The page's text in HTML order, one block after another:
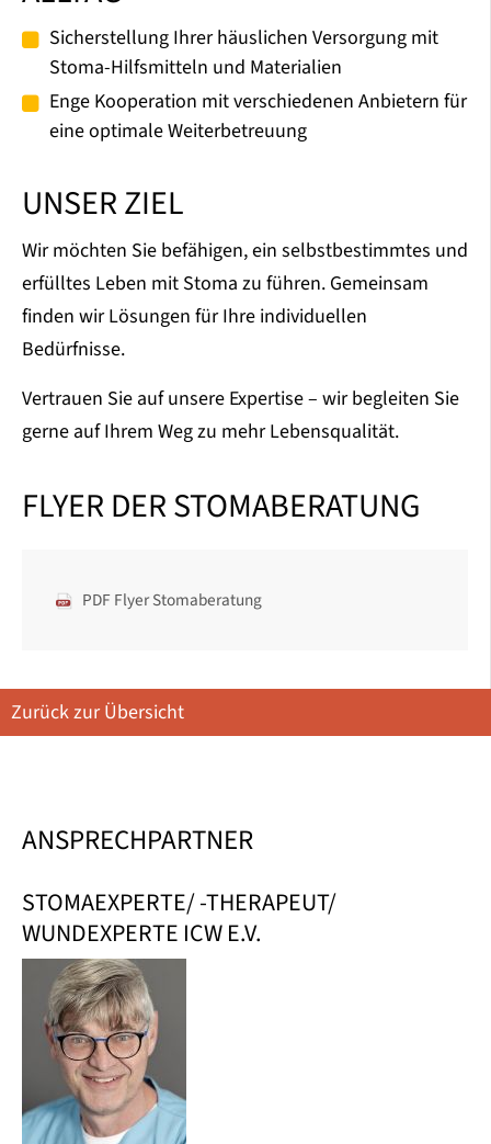
Sicherstellung Ihrer häuslichen Versorgung mit
Stoma-Hilfsmitteln und Materialien
Enge Kooperation mit verschiedenen Anbietern für
eine optimale Weiterbetreuung
UNSER ZIEL
Wir möchten Sie befähigen, ein selbstbestimmtes und
erfülltes Leben mit Stoma zu führen. Gemeinsam
finden wir Lösungen für Ihre individuellen
Bedürfnisse.
Vertrauen Sie auf unsere Expertise – wir begleiten Sie
gerne auf Ihrem Weg zu mehr Lebensqualität.
FLYER DER STOMABERATUNG
PDF Flyer Stomaberatung
Zurück zur Übersicht
ANSPRECHPARTNER
STOMAEXPERTE/ -THERAPEUT/
WUNDEXPERTE ICW E.V.